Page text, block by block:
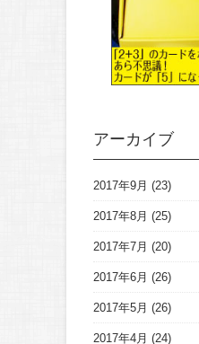
アーカイブ
2017年9月 (23)
2017年8月 (25)
2017年7月 (20)
2017年6月 (26)
2017年5月 (26)
2017年4月 (24)